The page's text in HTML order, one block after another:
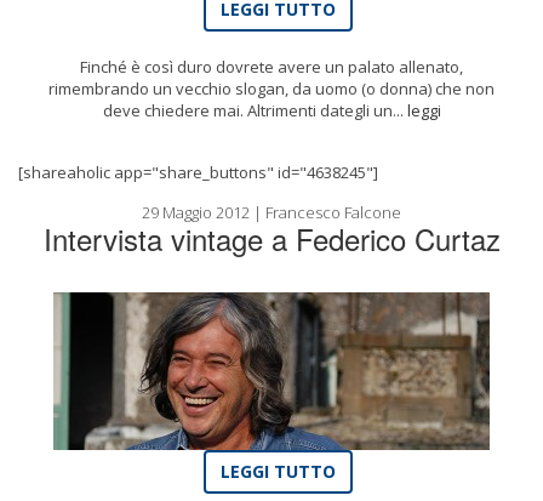
LEGGI TUTTO
Finché è così duro dovrete avere un palato allenato,
rimembrando un vecchio slogan, da uomo (o donna) che non
deve chiedere mai. Altrimenti dategli un... leggi
[shareaholic app="share_buttons" id="4638245"]
29 Maggio 2012 | Francesco Falcone
Intervista vintage a Federico Curtaz
LEGGI TUTTO